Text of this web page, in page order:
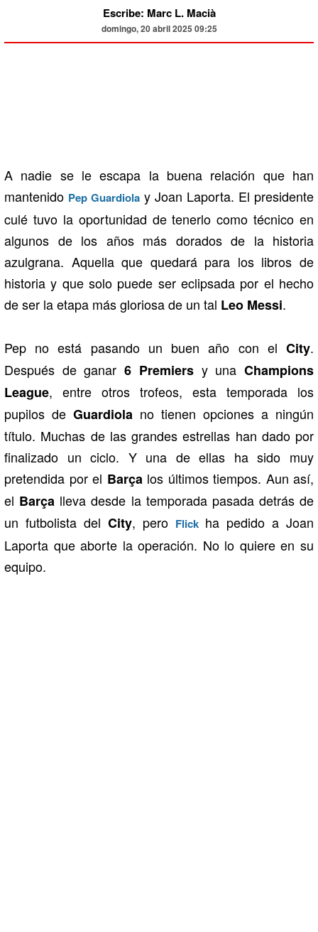
Escribe: Marc L. Macià
domingo, 20 abril 2025 09:25
A nadie se le escapa la buena relación que han
mantenido Pep Guardiola y Joan Laporta. El presidente
culé tuvo la oportunidad de tenerlo como técnico en
algunos de los años más dorados de la historia
azulgrana. Aquella que quedará para los libros de
historia y que solo puede ser eclipsada por el hecho
de ser la etapa más gloriosa de un tal Leo Messi.
Pep no está pasando un buen año con el City.
Después de ganar6 Premiersy unaChampions
League, entre otros trofeos, esta temporada los
pupilos de Guardiola no tienen opciones a ningún
título. Muchas de las grandes estrellas han dado por
finalizado un ciclo. Y una de ellas ha sido muy
pretendida por el Barça los últimos tiempos. Aun así,
el Barça lleva desde la temporada pasada detrás de
un futbolista del City, pero Flick ha pedido a Joan
Laporta que aborte la operación. No lo quiere en su
equipo.